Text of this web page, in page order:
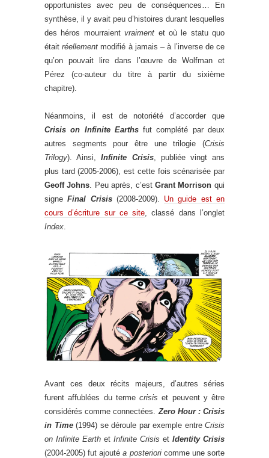
opportunistes avec peu de conséquences… En
synthèse, il y avait peu d’histoires durant lesquelles
des héros mourraientvraiment et où le statu quo
étaitréellement modifié à jamais – à l’inverse de ce
qu’on pouvait lire dans l’œuvre de Wolfman et
Pérez (co-auteur du titre à partir du sixième
chapitre).
Néanmoins, il est de notoriété d’accorder que
Crisis on Infinite Earthsfut complété par deux
autres segments pour être une trilogie (Crisis
Trilogy). Ainsi,Infinite Crisis, publiée vingt ans
plus tard (2005-2006), est cette fois scénarisée par
Geoff Johns. Peu après, c’est Grant Morrison qui
signeFinal Crisis(2008-2009). Un guide est en
cours d’écriture sur ce site, classé dans l’onglet
Index.
Avant ces deux récits majeurs, d’autres séries
furent affublées du terme crisis et peuvent y être
considérés comme connectées. Zero Hour : Crisis
in Time(1994) se déroule par exemple entre Crisis
on Infinite Earth et Infinite Crisis et Identity Crisis
(2004-2005) fut ajoutéa posterioricomme une sorte